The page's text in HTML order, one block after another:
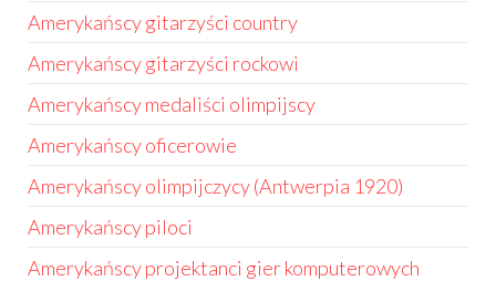
Amerykańscy gitarzyści country
Amerykańscy gitarzyści rockowi
Amerykańscy medaliści olimpijscy
Amerykańscy oficerowie
Amerykańscy olimpijczycy (Antwerpia 1920)
Amerykańscy piloci
Amerykańscy projektanci gier komputerowych